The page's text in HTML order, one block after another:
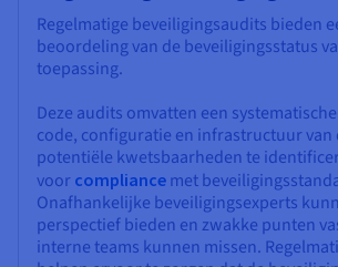
Regelmatige beveiligingsaudits bieden
beoordeling van de beveiligingsstatus
toepassing.
Deze audits omvatten een
code, configuratie en infrastructuur van
potentiële kwetsbaarheden te
voor compliance met
Onafhankelijke beveiligingsexperts
perspectief bieden en zwakke punten
interne teams kunnen missen.